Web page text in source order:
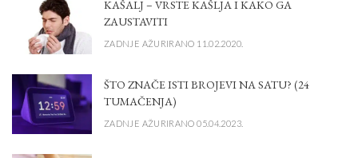
KAŠALJ – VRSTE KAŠLJA I KAKO GA
ZAUSTAVITI
ZADNJE AŽURIRANO 11.02.2020.
ŠTO ZNAČE ISTI BROJEVI NA SATU? (24
TUMAČENJA)
ZADNJE AŽURIRANO 05.04.2023.